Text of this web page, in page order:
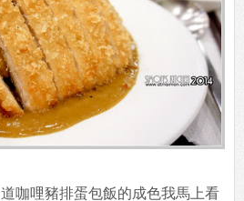
咖哩豬排蛋包飯的成色我馬上看